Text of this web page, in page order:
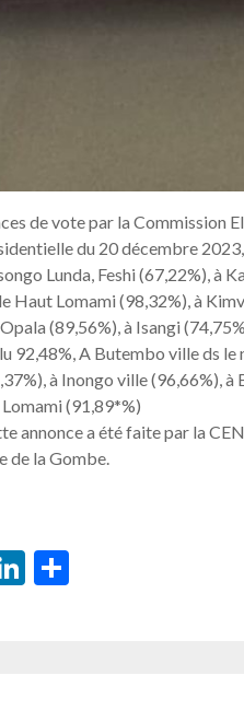
de vote par la Commission
du 20 décembre
Lunda, Feshi (67,22%), à
Haut Lomami (98,32%), à
(89,56%), à Isangi
92,48%, A Butembo ville ds
à Inongo ville (96,66%),
(91,89*%)
annonce a été faite par la
de la Gombe.
LinkedIn